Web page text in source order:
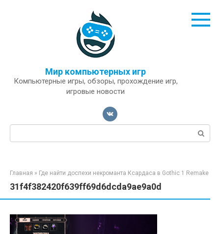
Мир компьютерных игр
Компьютерные игры, обзоры, прохождение игр,
игровые новости
Поиск:
Главная » Где найти доспехи некроманта Ксардаса в Gothic 1 Remake
31f4f382420f639ff69d6dcda9ae9a0d